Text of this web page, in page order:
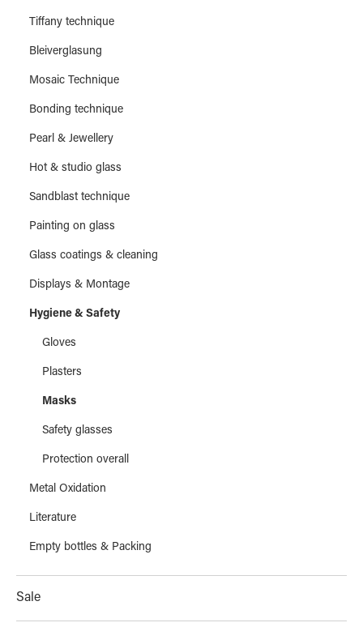
Tiffany technique
Bleiverglasung
Mosaic Technique
Bonding technique
Pearl & Jewellery
Hot & studio glass
Sandblast technique
Painting on glass
Glass coatings & cleaning
Displays & Montage
Hygiene & Safety
Gloves
Plasters
Masks
Safety glasses
Protection overall
Metal Oxidation
Literature
Empty bottles & Packing
Sale